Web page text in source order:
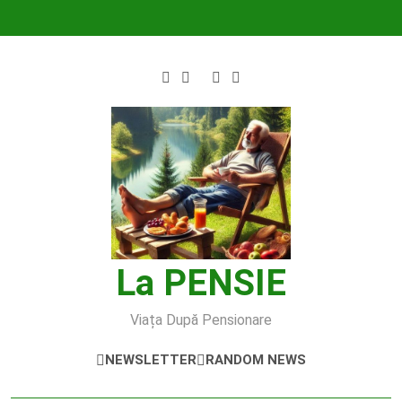
La PENSIE
Viața După Pensionare
NEWSLETTER RANDOM NEWS